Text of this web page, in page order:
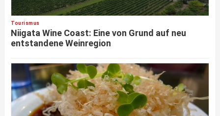
Tourismus
Niigata Wine Coast: Eine von Grund auf neu
entstandene Weinregion